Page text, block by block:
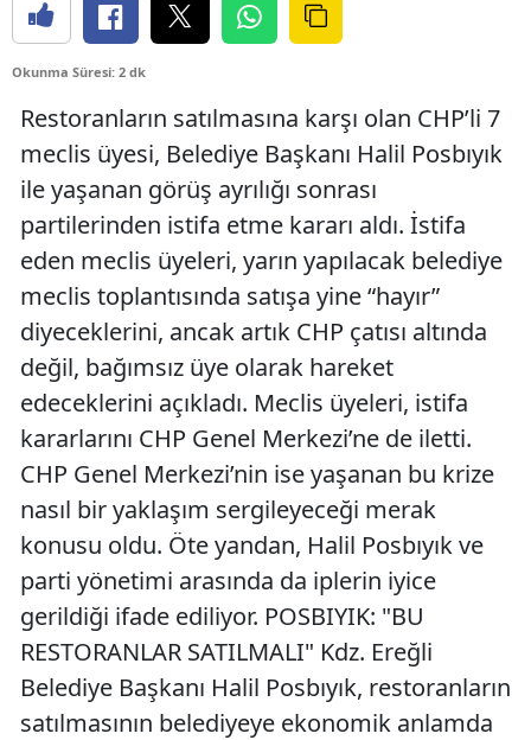
Okunma Süresi: 2 dk
Restoranların satılmasına karşı olan CHP’li 7
meclis üyesi, Belediye Başkanı Halil Posbıyık
ile yaşanan görüş ayrılığı sonrası
partilerinden istifa etme kararı aldı. İstifa
eden meclis üyeleri, yarın yapılacak belediye
meclis toplantısında satışa yine “hayır”
diyeceklerini, ancak artık CHP çatısı altında
değil, bağımsız üye olarak hareket
edeceklerini açıkladı. Meclis üyeleri, istifa
kararlarını CHP Genel Merkezi’ne de iletti.
CHP Genel Merkezi’nin ise yaşanan bu krize
nasıl bir yaklaşım sergileyeceği merak
konusu oldu. Öte yandan, Halil Posbıyık ve
parti yönetimi arasında da iplerin iyice
gerildiği ifade ediliyor. POSBIYIK: "BU
RESTORANLAR SATILMALI" Kdz. Ereğli
Belediye Başkanı Halil Posbıyık, restoranların
satılmasının belediyeye ekonomik anlamda